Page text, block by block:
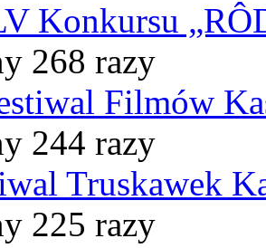
Konkursu
268 razy
Filmów
244 razy
Truskawek
225 razy